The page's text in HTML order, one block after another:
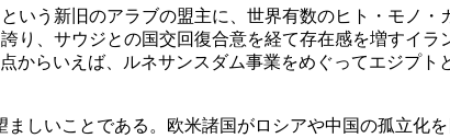
う新旧のアラブの盟主に、世界有数のヒト・モノ・
、サウジとの国交回復合意を経て存在感を増すイラ
らいえば、ルネサンスダム事業をめぐってエジプト
しいことである。欧米諸国がロシアや中国の孤立化